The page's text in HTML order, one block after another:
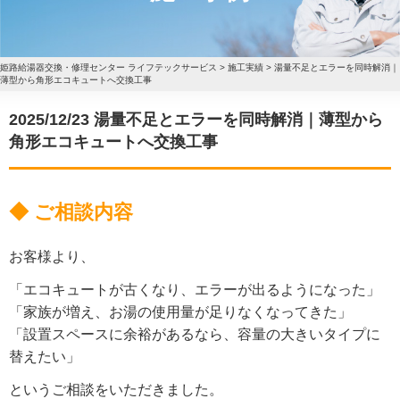
姫路給湯器交換・修理センター ライフテックサービス > 施工実績 > 湯量不足とエラーを同時解消｜
薄型から角形エコキュートへ交換工事
2025/12/23 湯量不足とエラーを同時解消｜薄型から
角形エコキュートへ交換工事
◆ ご相談内容
お客様より、
「エコキュートが古くなり、エラーが出るようになった」
「家族が増え、お湯の使用量が足りなくなってきた」
「設置スペースに余裕があるなら、容量の大きいタイプに
替えたい」
というご相談をいただきました。